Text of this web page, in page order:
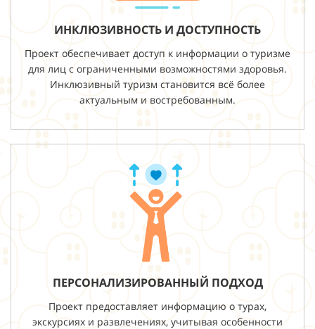
ИНКЛЮЗИВНОСТЬ И ДОСТУПНОСТЬ
Проект обеспечивает доступ к информации о туризме
для лиц с ограниченными возможностями здоровья.
Инклюзивный туризм становится всё более
актуальным и востребованным.
ПЕРСОНАЛИЗИРОВАННЫЙ ПОДХОД
Проект предоставляет информацию о турах,
экскурсиях и развлечениях, учитывая особенности